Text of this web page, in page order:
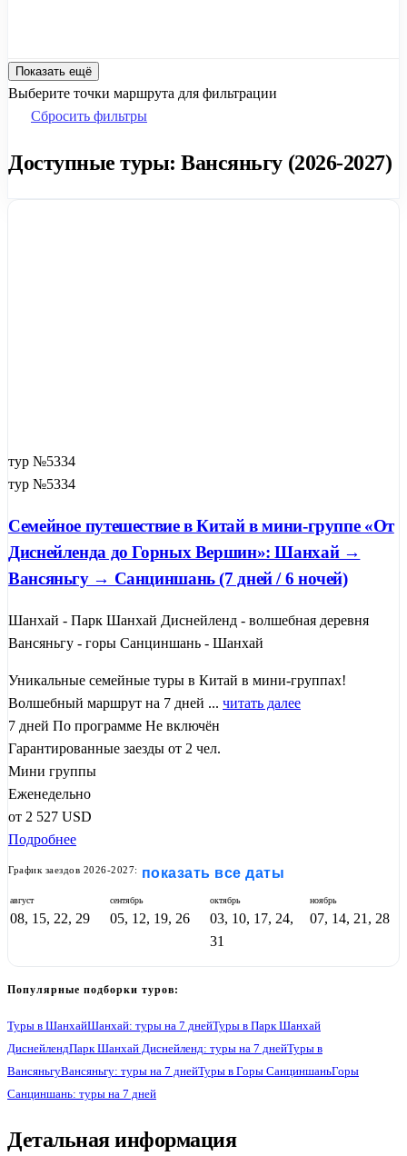
Показать ещё
Выберите точки маршрута для фильтрации
Сбросить фильтры
Доступные туры: Вансяньгу (2026-2027)
1
тур №5334
тур №5334
Семейное путешествие в Китай в мини-группе «От
Диснейленда до Горных Вершин»: Шанхай →
Вансяньгу → Санциншань (7 дней / 6 ночей)
Шанхай - Парк Шанхай Диснейленд - волшебная деревня
Вансяньгу - горы Санциншань - Шанхай
Уникальные семейные туры в Китай в мини-группах!
Волшебный маршрут на 7 дней ... читать далее
7 дней По программе Не включён
Гарантированные заезды от 2 чел.
Мини группы
Еженедельно
от 2 527 USD
Подробнее
График заездов 2026-2027: показать все даты
август
08, 15, 22, 29
сентябрь
05, 12, 19, 26
октябрь
03, 10, 17, 24,
31
ноябрь
07, 14, 21, 28
Популярные подборки туров:
Туры в ШанхайШанхай: туры на 7 днейТуры в Парк Шанхай
ДиснейлендПарк Шанхай Диснейленд: туры на 7 днейТуры в
ВансяньгуВансяньгу: туры на 7 днейТуры в Горы СанциншаньГоры
Санциншань: туры на 7 дней
Детальная информация